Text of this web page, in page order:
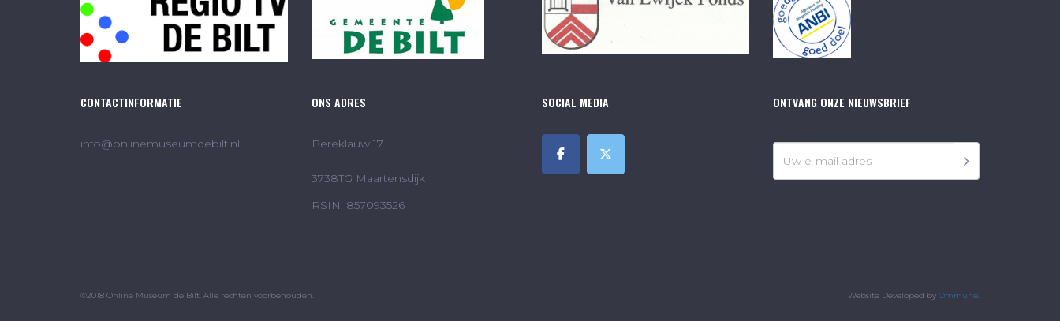
CONTACTINFORMATIE
info@onlinemuseumdebilt.nl
ONS ADRES
Bereklauw 17
3738TG Maartensdijk
RSIN: 857093526
SOCIAL MEDIA ONTVANG ONZE NIEUWSBRIEF
©2018 Online Museum de Bilt. Alle rechten voorbehouden. Website Developed by Ommune